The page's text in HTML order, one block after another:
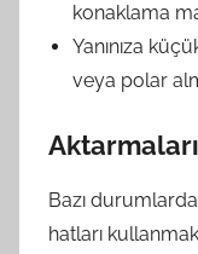
konaklama
Yanınıza
veya polar
Bazı
hatları